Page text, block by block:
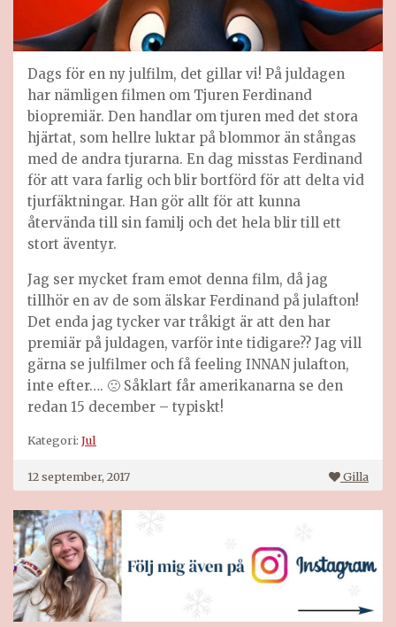
Dags för en ny julfilm, det gillar vi! På juldagen
har nämligen filmen om Tjuren Ferdinand
biopremiär. Den handlar om tjuren med det stora
hjärtat, som hellre luktar på blommor än stångas
med de andra tjurarna. En dag misstas Ferdinand
för att vara farlig och blir bortförd för att delta vid
tjurfäktningar. Han gör allt för att kunna
återvända till sin familj och det hela blir till ett
stort äventyr.
Jag ser mycket fram emot denna film, då jag
tillhör en av de som älskar Ferdinand på julafton!
Det enda jag tycker var tråkigt är att den har
premiär på juldagen, varför inte tidigare?? Jag vill
gärna se julfilmer och få feeling INNAN julafton,
inte efter…. 🙁 Såklart får amerikanarna se den
redan 15 december – typiskt!
Kategori: Jul
12 september, 2017 Gilla